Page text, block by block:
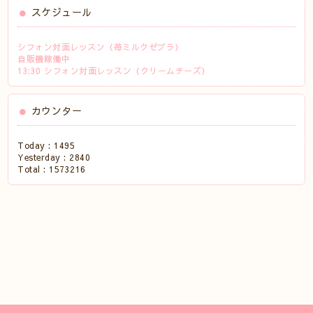
スケジュール
シフォン対面レッスン（苺ミルクゼブラ）
自販機稼働中
13:30 シフォン対面レッスン（クリームチーズ）
カウンター
Today : 1495
Yesterday : 2840
Total : 1573216